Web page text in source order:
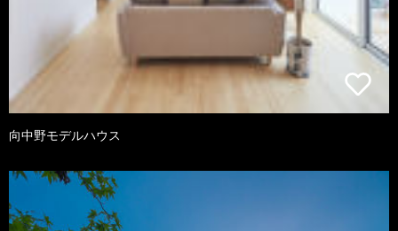
向中野モデルハウス